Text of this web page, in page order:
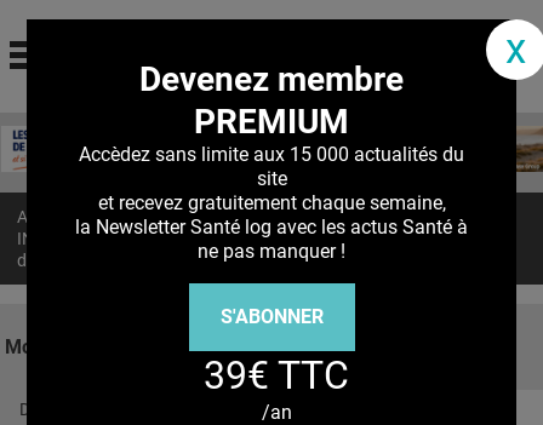
Jump to navigation
La communauté des professionnels de santé
MON COMPTE
S'ABONNER À LA REVUE SOIN À DOMICILE
E-REVUE SAD
Accueil > Actualités
INSUFFISANCE CARDIAQUE : Les fibroblastes, ces facteurs cachés
d’aggravation
Mots clés
Découvrez nos réseaux sociaux
x
Devenez membre
PREMIUM
Accèdez sans limite aux 15 000 actualités du
site
et recevez gratuitement chaque semaine,
la Newsletter Santé log avec les actus Santé à
ne pas manquer !
S'ABONNER
39€ TTC
/an